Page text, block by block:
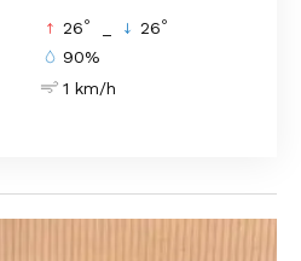
26° 26°
90%
1 km/h